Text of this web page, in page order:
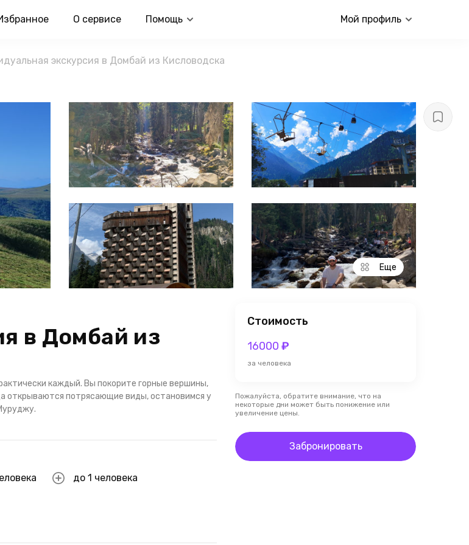
О сервисе Помощь Мой профиль
экскурсия в Домбай из Кисловодска
Еще
в Домбай из
каждый. Вы покорите горные вершины,
открываются потрясающие виды, остановимся у
до 1 человека
Стоимость
16000 ₽
за человека
Пожалуйста, обратите внимание, что на
некоторые дни может быть понижение или
увеличение цены.
Забронировать